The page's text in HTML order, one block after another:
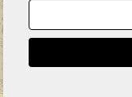
Anno:2020